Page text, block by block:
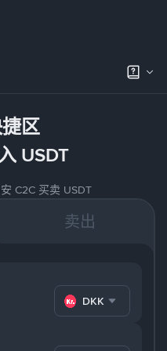
区
USDT
C2C 买卖 USDT
卖出
DKK